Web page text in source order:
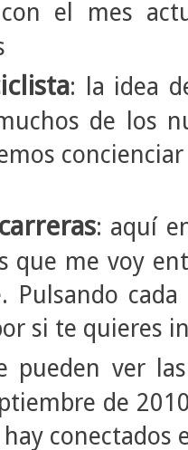
el mes
: la idea
de los
: aquí
que me voy
Pulsando
si te quieres
pueden ver
de
hay conectados